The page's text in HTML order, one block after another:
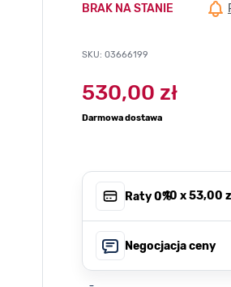
BRAK NA STANIE
SKU: 03666199
530,00 zł
Darmowa dostawa
Raty 0%, 10 x53,00
Negocjacja ceny